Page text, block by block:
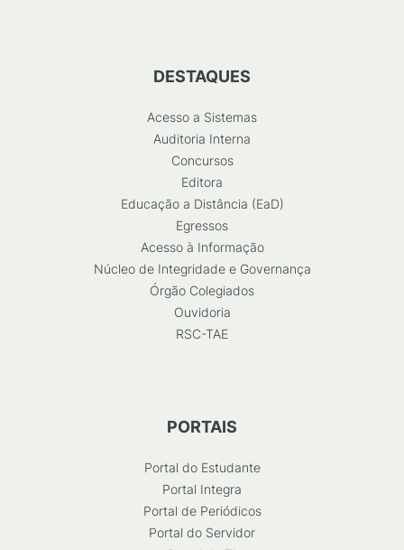
DESTAQUES
Acesso a Sistemas
Auditoria Interna
Concursos
Editora
Educação a Distância (EaD)
Egressos
Acesso à Informação
Núcleo de Integridade e Governança
Órgão Colegiados
Ouvidoria
RSC-TAE
PORTAIS
Portal do Estudante
Portal Integra
Portal de Periódicos
Portal do Servidor